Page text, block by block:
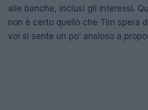
alle banche, inclusi gli interessi.
non è certo quello che Tim spera
voi si sente un po’ ansioso a